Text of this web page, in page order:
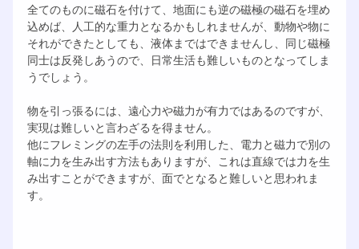
全てのものに磁石を付けて、地面にも逆の磁極の磁石を埋め
込めば、人工的な重力となるかもしれませんが、動物や物に
それができたとしても、液体まではできませんし、同じ磁極
同士は反発しあうので、日常生活も難しいものとなってしま
うでしょう。
物を引っ張るには、遠心力や磁力が有力ではあるのですが、
実現は難しいと言わざるを得ません。
他にフレミングの左手の法則を利用した、電力と磁力で別の
軸に力を生み出す方法もありますが、これは直線では力を生
み出すことができますが、面でとなると難しいと思われま
す。